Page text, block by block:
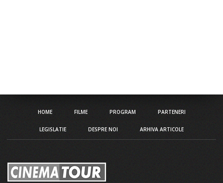
HOME FILME PROGRAM PARTENERI
LEGISLATIE DESPRE NOI ARHIVA ARTICOLE